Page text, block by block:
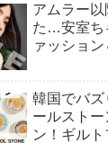
アムラー
た…安室ち
ァッショ
韓国でバズ
ールストー
ン！ギル